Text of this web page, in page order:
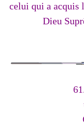
celui qui a acquis
Dieu